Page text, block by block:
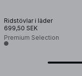
Ridstövlar i läder
699,50 SEK
Premium Selection